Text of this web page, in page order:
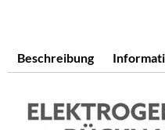
Beschreibung